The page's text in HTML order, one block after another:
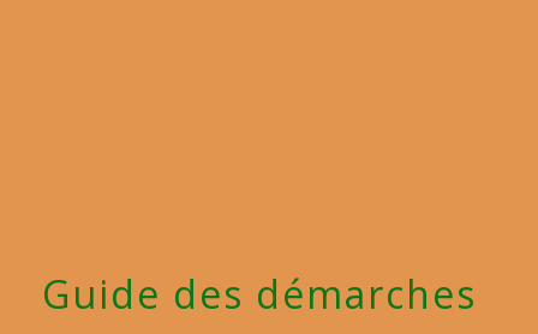
Guide des démarches